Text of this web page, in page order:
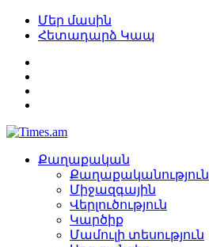
Մեր մասին
Հետադարձ Կապ
Քաղաքական
Քաղաքականություն
Միջազգային
Վերլուծություն
Կարծիք
Մամուլի տեսություն